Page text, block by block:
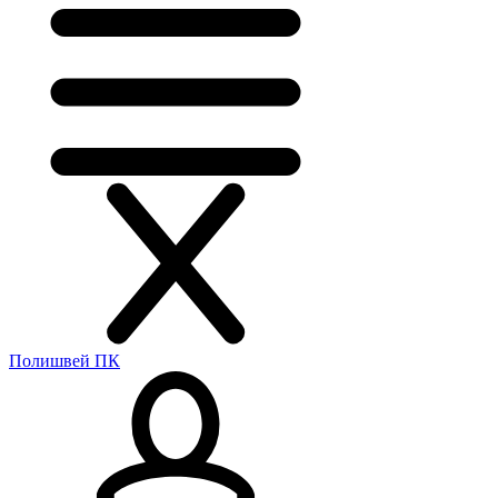
Полишвей ПК